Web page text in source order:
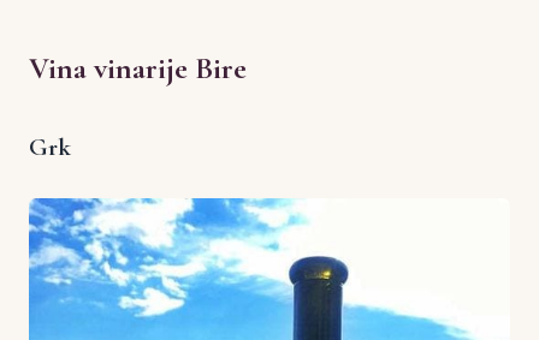
Vina vinarije Bire
Grk